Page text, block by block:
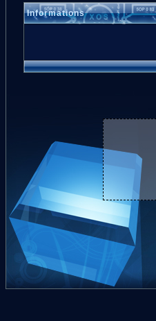
Informations